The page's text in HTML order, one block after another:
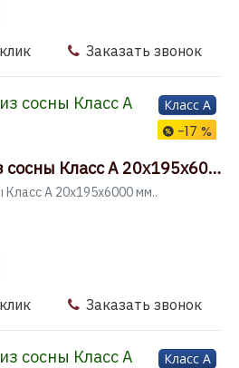
Заказать звонок
Класс A
-17 %
Имитация бруса из сосны Класс А 20x195x6000 мм
Класс А 20x195x6000 мм..
Заказать звонок
Класс A